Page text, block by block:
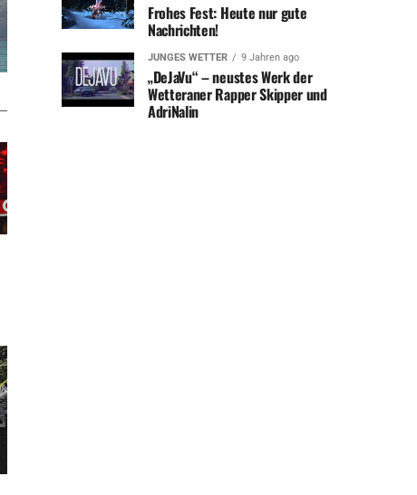
Frohes Fest: Heute nur gute
Nachrichten!
JUNGES WETTER 9 Jahren ago
„DeJaVu“ – neustes Werk der
Wetteraner Rapper Skipper und
AdriNalin